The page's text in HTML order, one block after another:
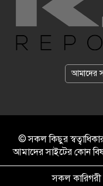
আমাদের
© সকল কিছুর
আমাদের সাইটের কোন
সকল